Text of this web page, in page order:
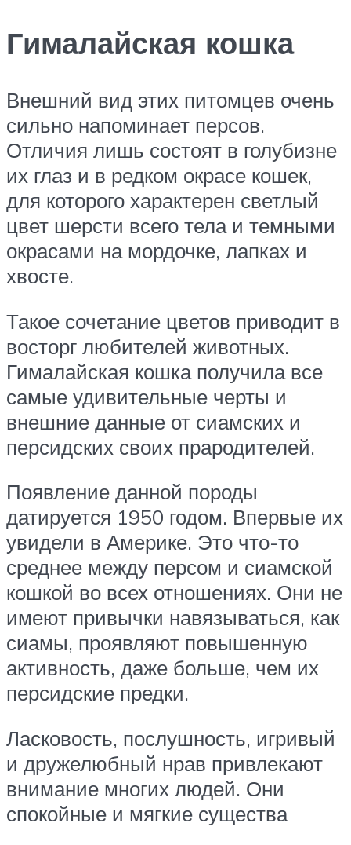
Гималайская кошка
Внешний вид этих питомцев очень
сильно напоминает персов.
Отличия лишь состоят в голубизне
их глаз и в редком окрасе кошек,
для которого характерен светлый
цвет шерсти всего тела и темными
окрасами на мордочке, лапках и
хвосте.
Такое сочетание цветов приводит в
восторг любителей животных.
Гималайская кошка получила все
самые удивительные черты и
внешние данные от сиамских и
персидских своих прародителей.
Появление данной породы
датируется 1950 годом. Впервые их
увидели в Америке. Это что-то
среднее между персом и сиамской
кошкой во всех отношениях. Они не
имеют привычки навязываться, как
сиамы, проявляют повышенную
активность, даже больше, чем их
персидские предки.
Ласковость, послушность, игривый
и дружелюбный нрав привлекают
внимание многих людей. Они
спокойные и мягкие существа